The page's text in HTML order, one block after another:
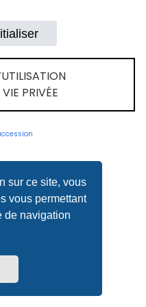
sur ce site, vous
vous permettant
de navigation
PRIVÉE